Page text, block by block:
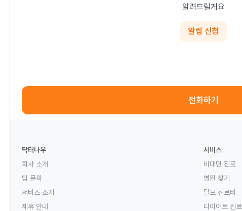
알려드릴게요
알림 신청
전화하기
닥터나우
회사 소개
팀 문화
서비스 소개
제휴 안내
서비스
비대면 진료
병원 찾기
탈모 진료비
다이어트 진